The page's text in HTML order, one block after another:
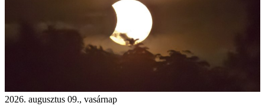
2026. augusztus 09., vasárnap